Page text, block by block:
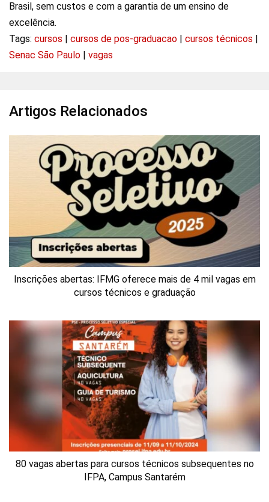
Brasil, sem custos e com a garantia de um ensino de
excelência.
Tags: cursos cursos de pos-graduacao cursos técnicos
Senac São Paulo
vagas
Artigos Relacionados
Inscrições abertas: IFMG oferece mais de 4 mil vagas em
cursos técnicos e graduação
80 vagas abertas para cursos técnicos subsequentes no
IFPA, Campus Santarém